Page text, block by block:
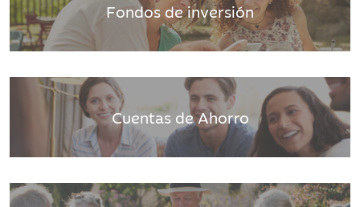
Fondos de inversión
Cuentas de Ahorro